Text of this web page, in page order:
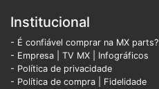
Institucional
- É confiável comprar na MX parts?
- Empresa
TV MX
Infográficos
- Política de privacidade
- Política de compra | Fidelidade